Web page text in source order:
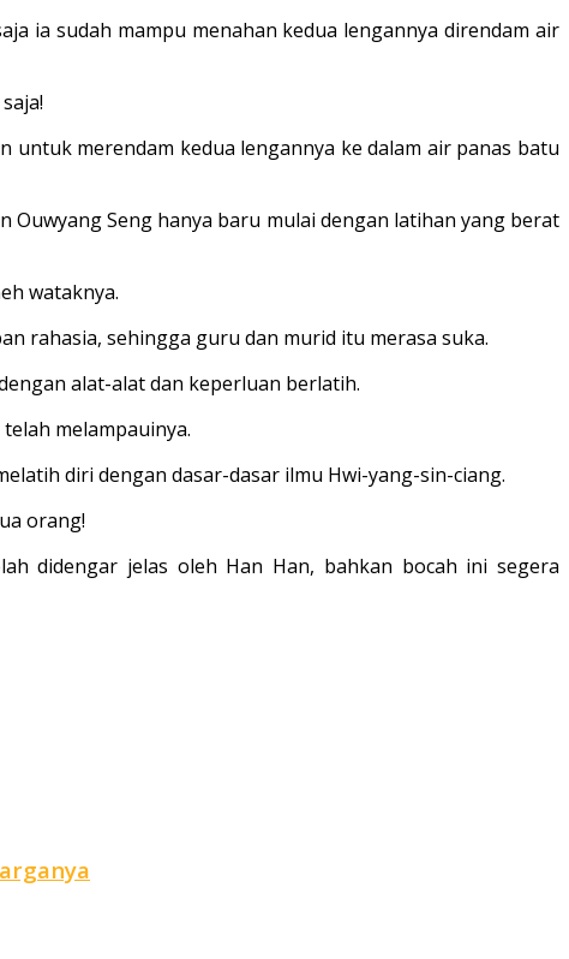
ia su­dah mampu menahan kedua lengannya direndam air
merendam kedua lengannya ke dalam air panas batu
Seng hanya baru mulai dengan latihan yang berat
wataknya.
rahasia, sehingga guru dan murid itu merasa suka.
alat-alat dan keperluan berlatih.
melampauinya.
diri dengan da­sar-dasar ilmu Hwi-yang-sin-ciang.
orang!
didengar jelas oleh Han Han, bahkan bocah ini segera